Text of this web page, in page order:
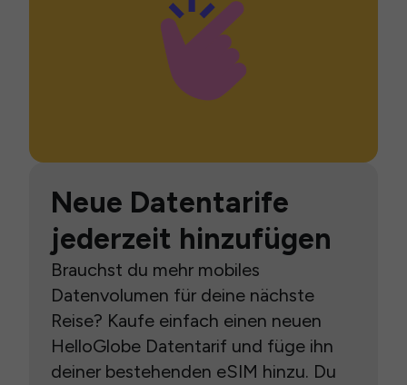
Neue Datentarife
jederzeit hinzufügen
Brauchst du mehr mobiles
Datenvolumen für deine nächste
Reise? Kaufe einfach einen neuen
HelloGlobe Datentarif und füge ihn
deiner bestehenden eSIM hinzu. Du